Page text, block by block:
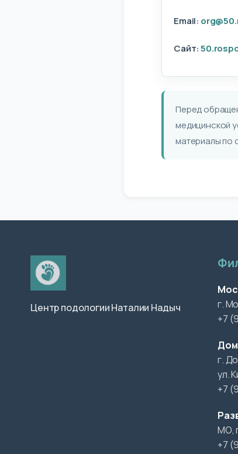
Email:
Сайт:
Перед
медицинской
материалы по
Центр подологии Наталии Надыч
г.
+7
г.
ул.
+7
МО,
+7